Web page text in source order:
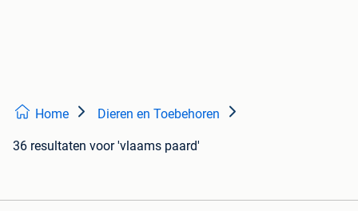
Home Dieren en Toebehoren
36 resultaten voor 'vlaams paard'